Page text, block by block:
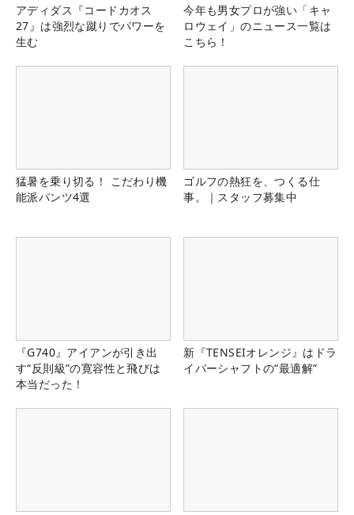
アディダス『コードカオス
27』は強烈な蹴りでパワーを
生む
今年も男女プロが強い「キャ
ロウェイ」のニュース一覧は
こちら！
猛暑を乗り切る！ こだわり機
能派パンツ4選
ゴルフの熱狂を、つくる仕
事。｜スタッフ募集中
『G740』アイアンが引き出
す“反則級”の寛容性と飛びは
本当だった！
新『TENSEIオレンジ』はドラ
イバーシャフトの“最適解”